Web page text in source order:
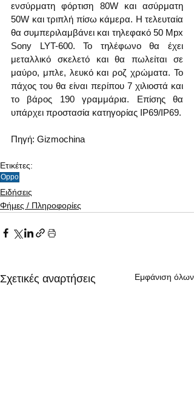
ενσύρματη φόρτιση 80W και ασύρματη
50W και τριπλή πίσω κάμερα. Η τελευταία
θα συμπεριλαμβάνει και τηλεφακό 50 Mpx
Sony LYT-600. Το τηλέφωνο θα έχει
μεταλλικό σκελετό και θα πωλείται σε
μαύρο, μπλε, λευκό και ροζ χρώματα. Το
πάχος του θα είναι περίπου 7 χιλιοστά και
το βάρος 190 γραμμάρια. Επίσης θα
υπάρχει προστασία κατηγορίας IP69/IP69.
Πηγή: Gizmochina
Ετικέτες:
Oppo
Ειδήσεις
Φήμες / Πληροφορίες
Σχετικές αναρτήσεις Εμφάνιση όλων